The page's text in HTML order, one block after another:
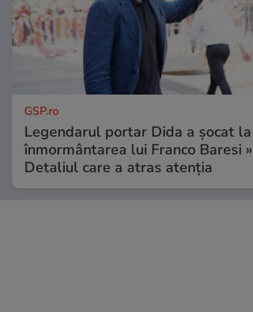
GSP.ro
Legendarul portar Dida a șocat la
înmormântarea lui Franco Baresi »
Detaliul care a atras atenția